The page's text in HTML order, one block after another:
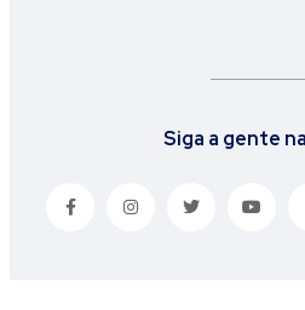
Siga a gente